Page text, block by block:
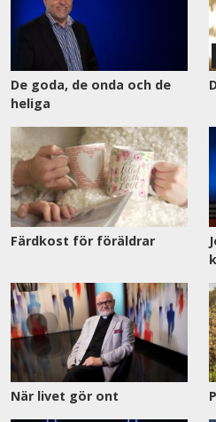
De goda, de onda och de
heliga
Färdkost för föräldrar
När livet gör ont